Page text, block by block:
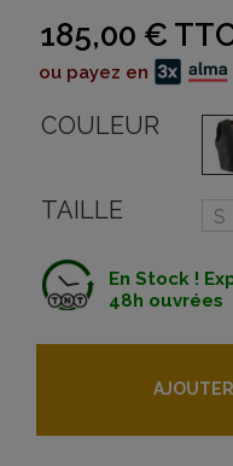
185,00 €
ou payez en
COULEUR
TAILLE
En Stock !
48h ouvrées